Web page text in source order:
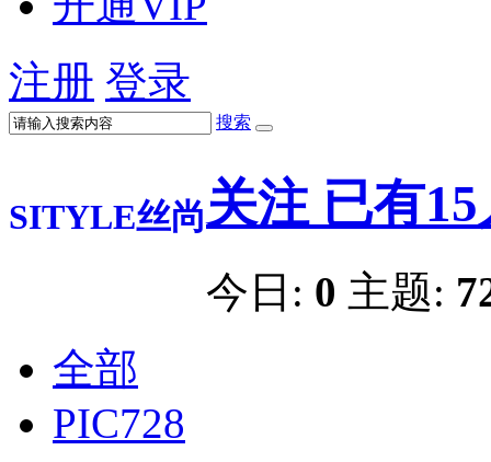
注册 登录
搜索
SITYLE丝尚关注 已有15
今日: 0 主题:
全部
PIC728